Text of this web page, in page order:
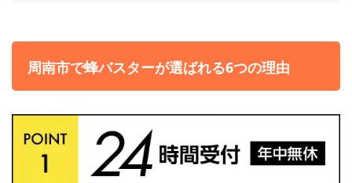
周南市で蜂バスターが選ばれる6つの理由